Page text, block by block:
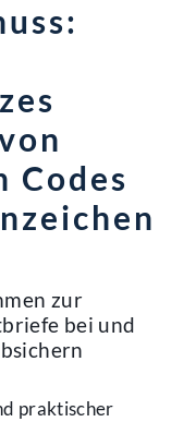
Codes
zur
bei und
praktischer